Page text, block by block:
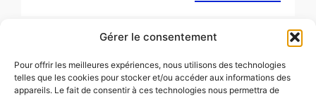
Gérer le consentement
Pour offrir les meilleures expériences, nous utilisons des technologies
telles que les cookies pour stocker et/ou accéder aux informations des
appareils. Le fait de consentir à ces technologies nous permettra de
Alle artikelen